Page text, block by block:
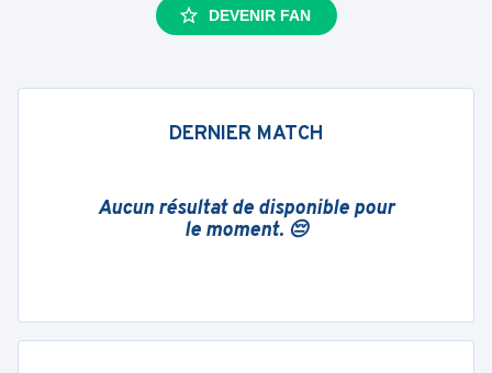
DEVENIR FAN
DERNIER MATCH
Aucun résultat de disponible pour
le moment. 😔